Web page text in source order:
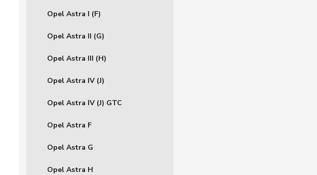
Opel Astra I (F)
Opel Astra II (G)
Opel Astra III (H)
Opel Astra IV (J)
Opel Astra IV (J) GTC
Opel Astra F
Opel Astra G
Opel Astra H